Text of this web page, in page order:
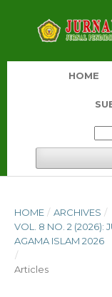
HOME
HOME / ARCHIVES /
VOL. 8 NO. 2 (2026):
AGAMA ISLAM 2026
/
Articles